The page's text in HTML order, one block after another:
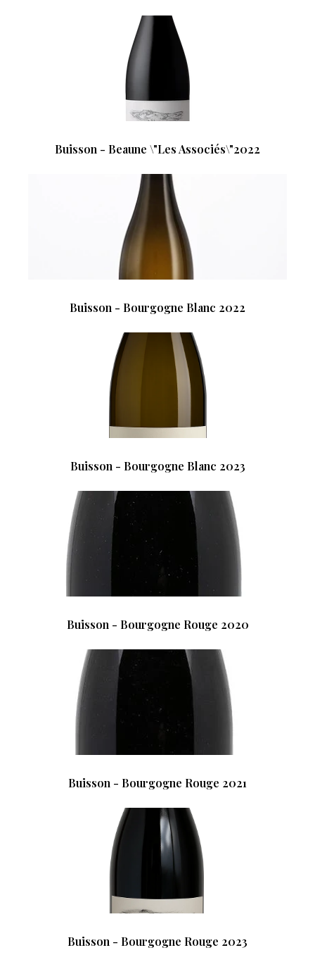
Buisson - Beaune \"Les Associés\"2022
Buisson - Bourgogne Blanc 2022
Buisson - Bourgogne Blanc 2023
Buisson - Bourgogne Rouge 2020
Buisson - Bourgogne Rouge 2021
Buisson - Bourgogne Rouge 2023